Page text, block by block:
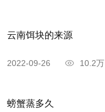
云南饵块的来源
2022-09-26 10.2万
螃蟹蒸多久